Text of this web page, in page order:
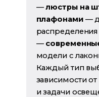
—люстры на
плафонами—
распределения
—
модели с
Каждый тип
зависимости
и задачи